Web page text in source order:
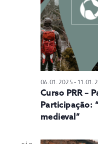
06.01.2025-
Curso PRR –
Participação:
medieval”